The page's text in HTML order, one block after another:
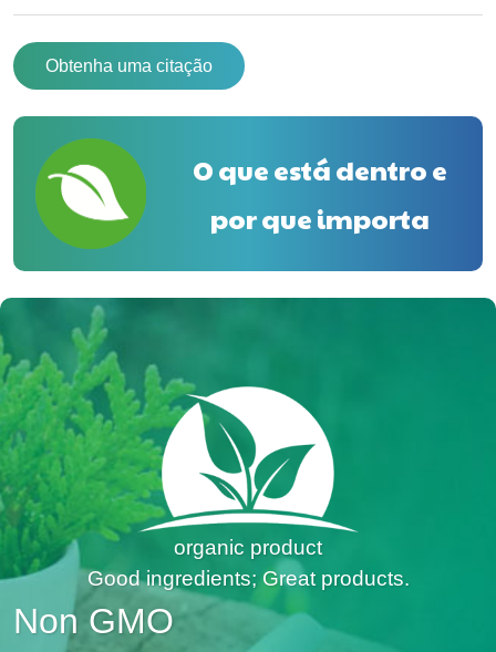
Obtenha uma citação
O que está dentro e
por que importa
organic product
Good ingredients; Great products.
Non GMO